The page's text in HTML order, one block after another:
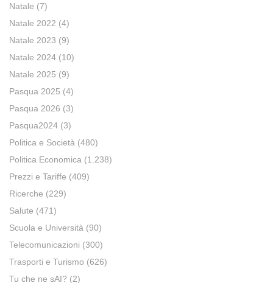
Natale (7)
Natale 2022 (4)
Natale 2023 (9)
Natale 2024 (10)
Natale 2025 (9)
Pasqua 2025 (4)
Pasqua 2026 (3)
Pasqua2024 (3)
Politica e Società (480)
Politica Economica (1.238)
Prezzi e Tariffe (409)
Ricerche (229)
Salute (471)
Scuola e Università (90)
Telecomunicazioni (300)
Trasporti e Turismo (626)
Tu che ne sAI? (2)